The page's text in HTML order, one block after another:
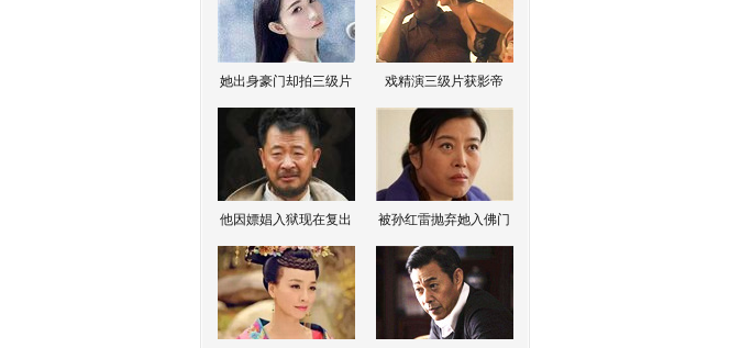
她出身豪门却拍三级片 戏精演三级片获影帝
他因嫖娼入狱现在复出 被孙红雷抛弃她入佛门